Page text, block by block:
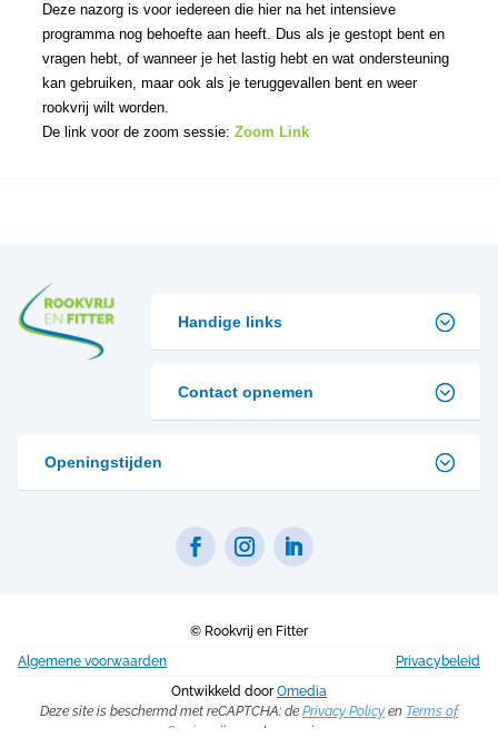
Deze nazorg is voor iedereen die hier na het intensieve
programma nog behoefte aan heeft. Dus als je gestopt bent en
vragen hebt, of wanneer je het lastig hebt en wat ondersteuning
kan gebruiken, maar ook als je teruggevallen bent en weer
rookvrij wilt worden.
De link voor de zoom sessie: Zoom Link
Handige links
Contact opnemen
Openingstijden
© Rookvrij en Fitter
Algemene voorwaarden
Privacybeleid
Ontwikkeld doorOmedia
Deze site is beschermd met reCAPTCHA: de Privacy Policy en Terms of
Service
zijn van toepassing.